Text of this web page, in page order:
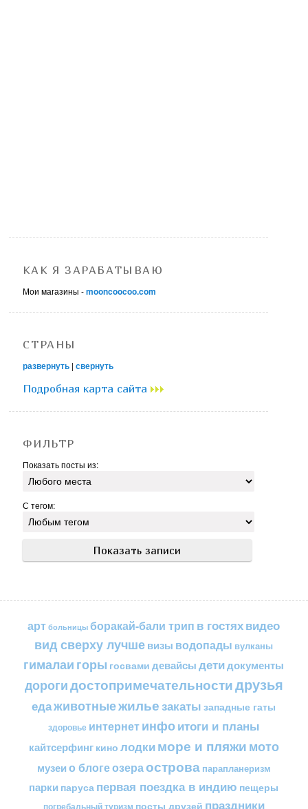
КАК Я ЗАРАБАТЫВАЮ
Мои магазины -mooncoocoo.com
СТРАНЫ
развернуть |свернуть
Подробная карта сайта
ФИЛЬТР
Показать посты из:
С тегом:
арт больницы боракай-бали трип в гостяхвидео
вид сверху лучшевизы водопады вулканы
гималаи горы госвами девайсы детидокументы
дорогидостопримечательностидрузья
едаживотныежильезакаты западные гаты
здоровье интернетинфоитоги и планы
кайтсерфинг кино лодкиморе и пляжимото
музеи о блогеозераострова парапланеризм
парки паруса первая поездка в индию пещеры
погребальный туризм посты друзей праздники